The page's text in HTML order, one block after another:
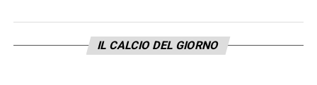
classe ci siano 4-5 studenti da 9 in pagella?
Ecco, in una rosa funziona un po’ allo stesso
IL CALCIO DEL GIORNO